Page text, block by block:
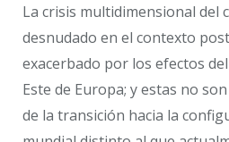
La crisis multidimensional del
desnudado en el contexto
exacerbado por los efectos
Este de Europa; y estas no
de la transición hacia la